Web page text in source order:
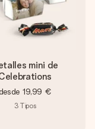
mini de
19,99 €
3 Tipos